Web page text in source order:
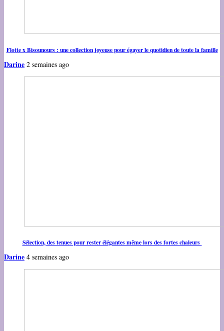
Flotte x Bisounours : une collection joyeuse pour égayer le quotidien de toute la famille
Darine 2 semaines ago
Sélection, des tenues pour rester élégantes même lors des fortes chaleurs
Darine 4 semaines ago